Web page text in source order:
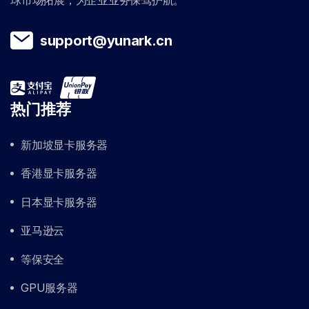
support@yunark.cn
热门推荐
新加坡显卡服务器
香港显卡服务器
日本显卡服务器
亚马逊云
等保安全
GPU服务器